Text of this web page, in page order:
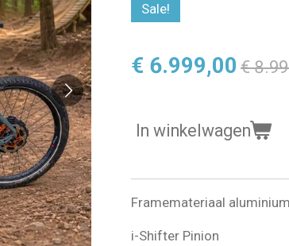
Sale!
€ 6.999,00 €
In winkelwagen
Framemateriaal
i-Shifter Pinion